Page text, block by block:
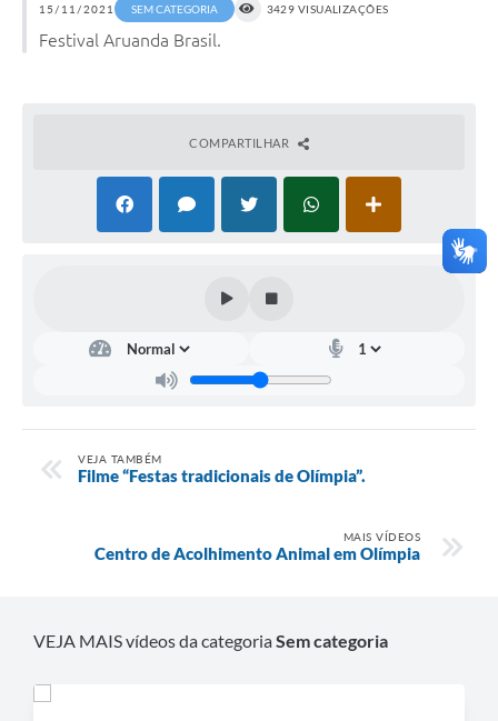
15/11/2021 SEM CATEGORIA 3429 VISUALIZAÇÕES
Festival Aruanda Brasil.
COMPARTILHAR
VEJA TAMBÉM
Filme “Festas tradicionais de Olímpia”.
MAIS VÍDEOS
Centro de Acolhimento Animal em Olímpia
VEJA MAIS vídeos da categoriaSem categoria